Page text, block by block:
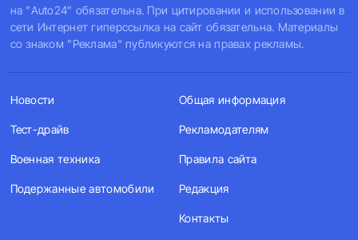
на "Auto24" обязательна. При цитировании и использовании в
сети Интернет гиперссылка на сайт обязательна. Материалы
со знаком "Реклама" публикуются на правах рекламы.
Новости
Тест-драйв
Военная техника
Подержанные автомобили
Общая информация
Рекламодателям
Правила сайта
Редакция
Контакты